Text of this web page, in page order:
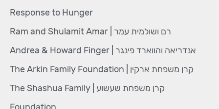
Response to Hunger
רם ושולמית עמר | Ram and Shulamit Amar
אנדריאה והווארד פינגר | Andrea & Howard Finger
קרן משפחת ארקין | The Arkin Family Foundation
קרן משפחת שעשוע | The Shashua Family